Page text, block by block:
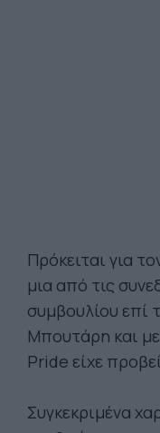
Πρόκειται για
μια από τις
συμβουλίου επί
Μπουτάρη και
Pride είχε
Συγκεκριμένα